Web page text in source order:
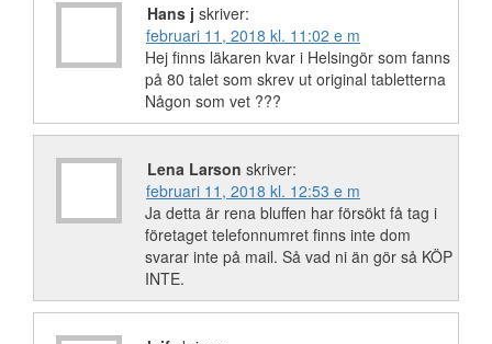
Hans j skriver:
februari 11, 2018 kl. 11:02 e m
Hej finns läkaren kvar i Helsingör som fanns
på 80 talet som skrev ut original tabletterna
Någon som vet ???
Lena Larson skriver:
februari 11, 2018 kl. 12:53 e m
Ja detta är rena bluffen har försökt få tag i
företaget telefonnumret finns inte dom
svarar inte på mail. Så vad ni än gör så KÖP
INTE.